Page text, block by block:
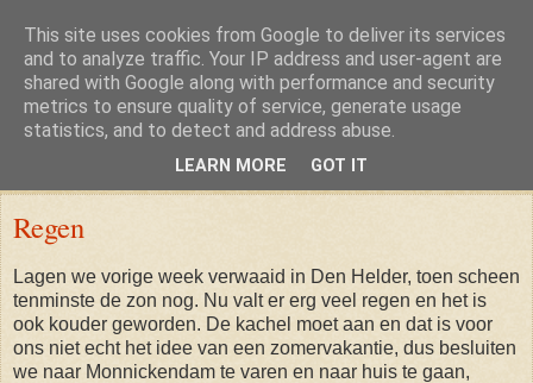
Tuesday, 19 August 2014
Regen
Lagen we vorige week verwaaid in Den Helder, toen scheen
tenminste de zon nog. Nu valt er erg veel regen en het is
ook kouder geworden. De kachel moet aan en dat is voor
ons niet echt het idee van een zomervakantie, dus besluiten
we naar Monnickendam te varen en naar huis te gaan,
This site uses cookies from Google to deliver its services
and to analyze traffic. Your IP address and user-agent are
shared with Google along with performance and security
metrics to ensure quality of service, generate usage
statistics, and to detect and address abuse.
LEARN MORE GOT IT